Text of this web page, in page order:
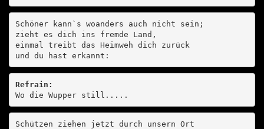
Schöner kann`s woanders auch nicht sein;
zieht es dich ins fremde Land,
einmal treibt das Heimweh dich zurück
und du hast erkannt:
Refrain:
Wo die Wupper still.....
Schützen ziehen jetzt durch unsern Ort